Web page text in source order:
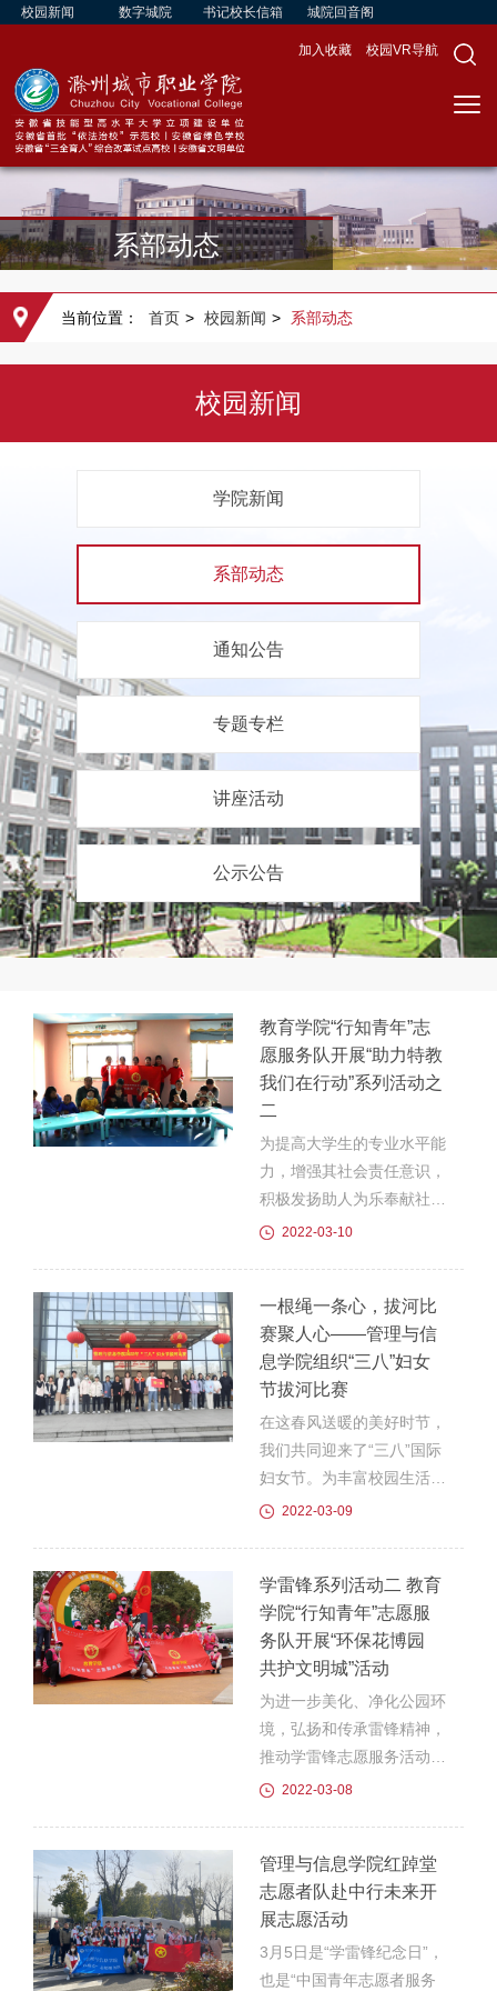
校园新闻 数字城院 书记校长信箱 城院回音阁
加入收藏 校园VR导航
系部动态
当前位置： 首页 > 校园新闻 > 系部动态
校园新闻
学院新闻
系部动态
通知公告
专题专栏
讲座活动
公示公告
教育学院“行知青年”志
愿服务队开展“助力特教
我们在行动”系列活动之
二
为提高大学生的专业水平能
力，增强其社会责任意识，
积极发扬助人为乐奉献社会
的精神。3月9日下午，教
的指导下，再次来到了滁州
市康复医院开展“助力特教
我们在行动”送教入院活
动。来到医院后，两位指导
老师和志愿者就开始了对接
工作。随后志愿者带领中班
幼儿认识三角形，圆形，正
方形，并通过积木、拼图等
做手指操，在玩...
2022-03-10
一根绳一条心，拔河比
赛聚人心——管理与信
息学院组织“三八”妇女
节拔河比赛
在这春风送暖的美好时节，
我们共同迎来了“三八”国际
妇女节。为丰富校园生活，
发扬团队精神，增强班级凝
南门前广场举行学生拔河比
赛。管理与信息学院党总支
书记陈兴旺出席开赛仪式并
讲话，各班辅导员及我院全
体参赛同学参与。本次比赛
共十支参赛队伍，比赛队伍
按照专业划分，会计专业3
支队伍、旅游专业1支队
1支队伍。每支队伍女...
2022-03-09
学雷锋系列活动二 教育
学院“行知青年”志愿服
务队开展“环保花博园
共护文明城”活动
为进一步美化、净化公园环
境，弘扬和传承雷锋精神，
推动学雷锋志愿服务活动常
态化，3月6日下午，教育
共护文明城”活动，对园内
的白色垃圾、杂草等进行了
一次集中清理。下午14
时，志愿者准时在校门口集
合，随后便有序的向目的地
2022-03-08
管理与信息学院红踔堂
志愿者队赴中行未来开
展志愿活动
3月5日是“学雷锋纪念日”，
也是“中国青年志愿者服务